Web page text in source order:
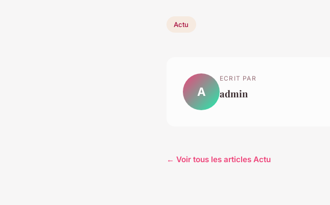
Actu
A
ECRIT PAR
admin
← Voir tous les articles Actu